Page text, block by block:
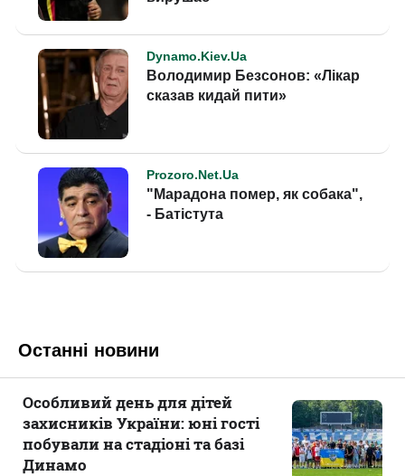
Останні новини
Особливий день для дітей
захисників України: юні гості
побували на стадіоні та базі
Динамо